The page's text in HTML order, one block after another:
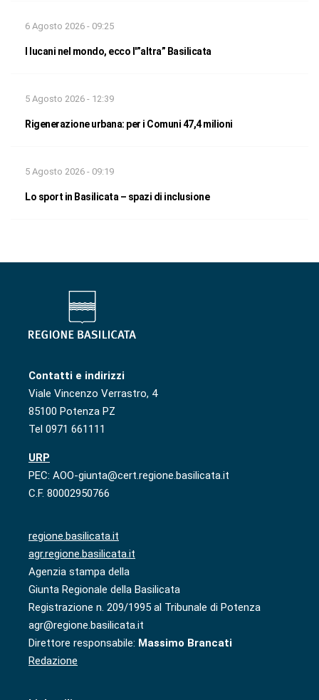
6 Agosto 2026 - 09:25
I lucani nel mondo, ecco l'”altra” Basilicata
5 Agosto 2026 - 12:39
Rigenerazione urbana: per i Comuni 47,4 milioni
5 Agosto 2026 - 09:19
Lo sport in Basilicata – spazi di inclusione
Contatti e indirizzi
Viale Vincenzo Verrastro, 4
85100 Potenza PZ
Tel 0971 661111
URP
PEC: AOO-giunta@cert.regione.basilicata.it
C.F. 80002950766
regione.basilicata.it
agr.regione.basilicata.it
Agenzia stampa della
Giunta Regionale della Basilicata
Registrazione n. 209/1995 al Tribunale di Potenza
agr@regione.basilicata.it
Direttore responsabile: Massimo Brancati
Redazione